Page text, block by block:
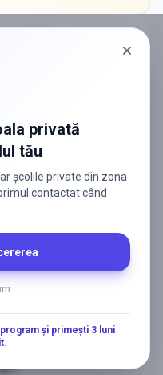
privată
tău
școlile private din zona
contactat când
și primești 3 luni
.părinții care